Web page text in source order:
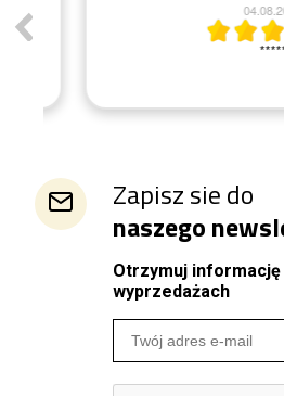
04.08.2026
Zapisz sie do
naszego
Otrzymuj
wyprzedażach